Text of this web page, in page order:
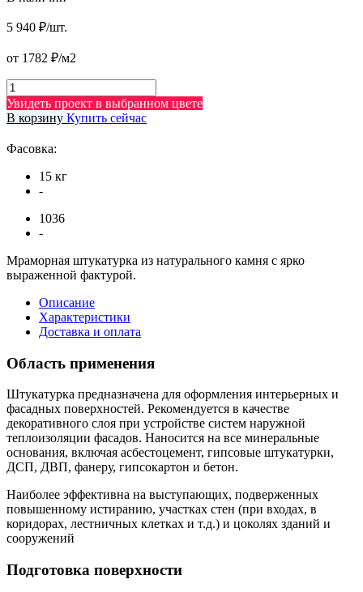
5 940 ₽/шт.
от 1782 ₽/м2
Увидеть проект в выбранном цвете
В корзину Купить сейчас
Фасовка:
15 кг
-
1036
-
Мраморная штукатурка из натурального камня с ярко
выраженной фактурой.
Описание
Характеристики
Доставка и оплата
Область применения
Штукатурка предназначена для оформления интерьерных и
фасадных поверхностей. Рекомендуется в качестве
декоративного слоя при устройстве систем наружной
теплоизоляции фасадов. Наносится на все минеральные
основания, включая асбестоцемент, гипсовые штукатурки,
ДСП, ДВП, фанеру, гипсокартон и бетон.
Наиболее эффективна на выступающих, подверженных
повышенному истиранию, участках стен (при входах, в
коридорах, лестничных клетках и т.д.) и цоколях зданий и
сооружений
Подготовка поверхности